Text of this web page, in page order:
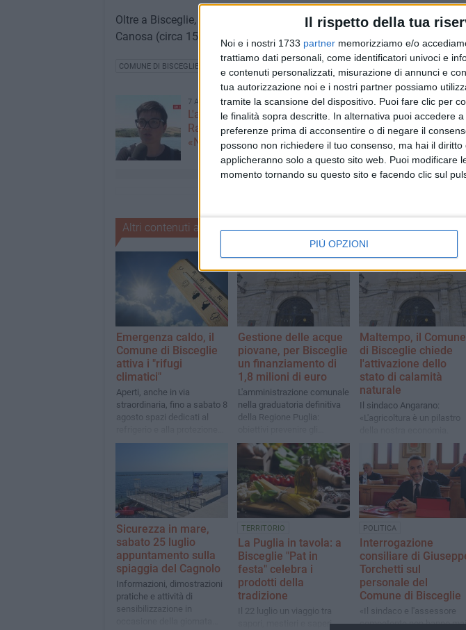
Il rispetto della tua
Noi e i nostri 1733 partner memorizziamo e/o
trattiamo dati personali, come identificatori univoci e
e contenuti personalizzati, misurazione di annunci e
tua autorizzazione noi e i nostri partner possiamo
tramite la scansione del dispositivo. Puoi fare clic per
le finalità sopra descritte. In alternativa puoi accedere
preferenze prima di acconsentire o di negare il
possono non richiedere il tuo consenso, ma hai il
applicheranno solo a questo sito web. Puoi modificare
momento tornando su questo sito e facendo clic sul
PIÙ OPZIONI
Oltre a Bisceglie, nella Bat lo stesso finanziamento è stato conquistato
Canosa (circa 150 mila euro, essendo un Comune inferiore ai 50 mila
COMUNE DI BISCEGLIE VIDEOSORVEGLIANZA
7 AGOSTO 2026
L'appello della moglie di Mino
Racanati alla ministra Roccella:
«Non dimenticatelo»
7
Festa
Altri contenuti a tema
Emergenza caldo, il
Comune di Bisceglie
attiva i "rifugi
climatici"
Aperti, anche in via
straordinaria, fino a sabato 8
agosto spazi dedicati al
dalle alte temperature
Gestione delle acque
piovane, per Bisceglie
un finanziamento di
1,8 milioni di euro
L'amministrazione comunale
nella graduatoria definitiva
della Regione Puglia:
allagamenti e stoccare le
acque meteoriche
Maltempo, il Comune
di Bisceglie chiede
l'attivazione dello
stato di calamità
naturale
Il sindaco Angarano:
«L'agricoltura è un pilastro
Siamo al fianco dei nostri
Sicurezza in mare,
sabato 25 luglio
appuntamento sulla
spiaggia del Cagnolo
Informazioni, dimostrazioni
pratiche e attività di
sensibilizzazione in
TERRITORIO
La Puglia in tavola: a
Bisceglie "Pat in
festa" celebra i
prodotti della
tradizione
Il 22 luglio un viaggio tra
sapori, mestieri e saperi
POLITICA
Interrogazione
consiliare di
Torchetti sul
personale del
Comune di Bisceglie
«Il sindaco e l'assessore
competente non hanno mai